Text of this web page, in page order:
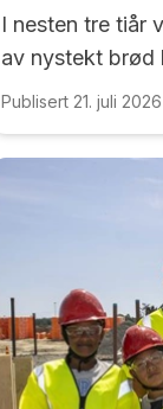
I nesten tre tiår
av nystekt brød
Dal.
Publisert 21. juli